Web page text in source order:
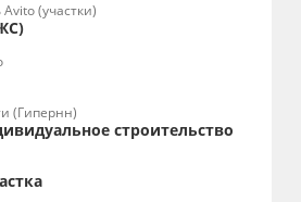
(участки)
(Гипернн)
строительство